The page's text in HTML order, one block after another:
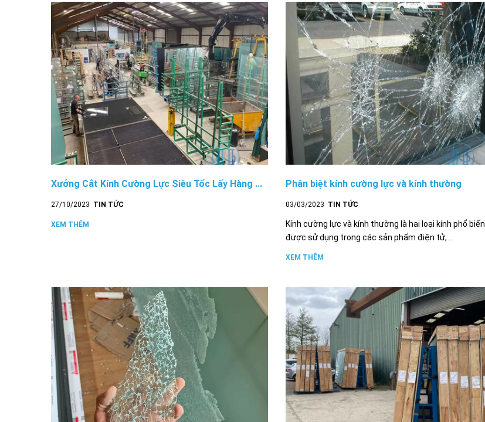
Xưởng Cắt Kính Cường Lực Siêu Tốc Lấy Hàng ...
27/10/2023 TIN TỨC
XEM THÊM
Phân biệt kính cường lực và kính thường
03/03/2023 TIN TỨC
Kính cường lực và kính thường là hai loại kính phổ biến
được sử dụng trong các sản phẩm điện tử, ...
XEM THÊM